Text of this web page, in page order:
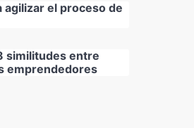
agilizar el proceso de
similitudes entre
emprendedores